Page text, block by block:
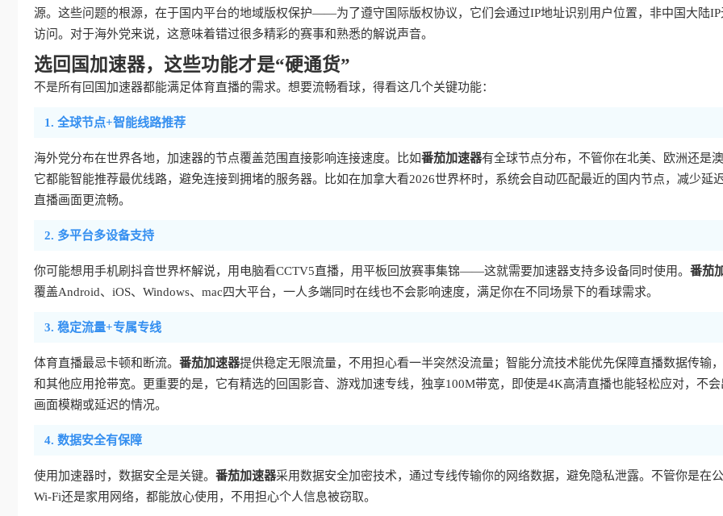
源。这些问题的根源，在于国内平台的地域版权保护——为了遵守国际版权协议，它们会通过IP地址识别用户位置，非中国大陆IP
访问。对于海外党来说，这意味着错过很多精彩的赛事和熟悉的解说声音。
选回国加速器，这些功能才是“硬通货”
不是所有回国加速器都能满足体育直播的需求。想要流畅看球，得看这几个关键功能：
1. 全球节点+智能线路推荐
海外党分布在世界各地，加速器的节点覆盖范围直接影响连接速度。比如番茄加速器有全球节点分布，不管你在北美、欧洲还是澳
它都能智能推荐最优线路，避免连接到拥堵的服务器。比如在加拿大看2026世界杯时，系统会自动匹配最近的国内节点，减少延
直播画面更流畅。
2. 多平台多设备支持
你可能想用手机刷抖音世界杯解说，用电脑看CCTV5直播，用平板回放赛事集锦——这就需要加速器支持多设备同时使用。 番茄
覆盖Android、iOS、Windows、mac四大平台，一人多端同时在线也不会影响速度，满足你在不同场景下的看球需求。
3. 稳定流量+专属专线
体育直播最忌卡顿和断流。 番茄加速器提供稳定无限流量，不用担心看一半突然没流量；智能分流技术能优先保障直播数据传输
和其他应用抢带宽。更重要的是，它有精选的回国影音、游戏加速专线，独享100M带宽，即使是4K高清直播也能轻松应对，不会
画面模糊或延迟的情况。
4. 数据安全有保障
使用加速器时，数据安全是关键。 番茄加速器采用数据安全加密技术，通过专线传输你的网络数据，避免隐私泄露。不管你是在
Wi-Fi还是家用网络，都能放心使用，不用担心个人信息被窃取。